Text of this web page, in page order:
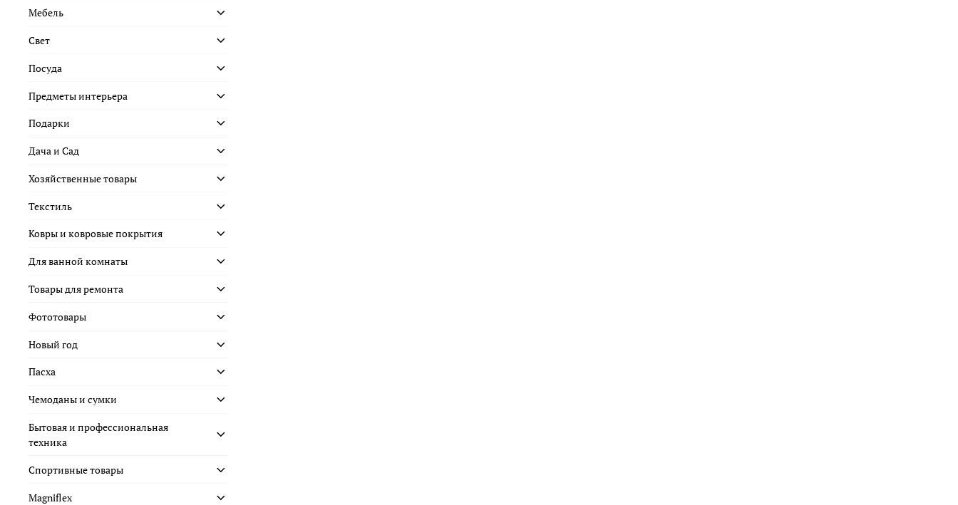
Мебель
Свет
Посуда
Предметы интерьера
Подарки
Дача и Сад
Хозяйственные товары
Текстиль
Ковры и ковровые покрытия
Для ванной комнаты
Товары для ремонта
Фототовары
Новый год
Пасха
Чемоданы и сумки
Бытовая и профессиональная
техника
Спортивные товары
Magniflex